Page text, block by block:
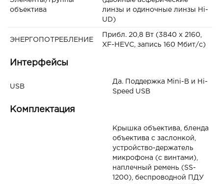
объектива
линзы и одиночные линзы Hi-
UD)
ЭНЕРГОПОТРЕБЛЕНИЕ
Прибл. 20,8 Вт (3840 x 2160,
XF-HEVC, запись 160 Мбит/с)
Интерфейсы
USB
Да. Поддержка Mini-B и Hi-
Speed USB
Комплектация
Крышка объектива, бленда
объектива с заслонкой,
устройство-держатель
микрофона (с винтами),
наплечный ремень (SS-
1200), беспроводной ПДУ